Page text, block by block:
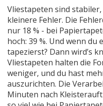
Vliestapeten sind
kleinere Fehler. Die
nur 18 % - bei
hoch: 39 %. Und wenn
tapezierst? Dann wird’s
Vliestapeten halten die
weniger, und du hast
auszurichten. Die
Minuten nach